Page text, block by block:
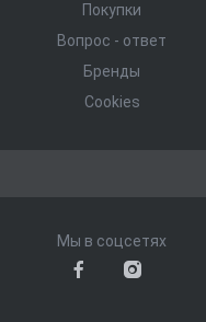
Покупки
Вопрос - ответ
Бренды
Cookies
Мы в соцсетях